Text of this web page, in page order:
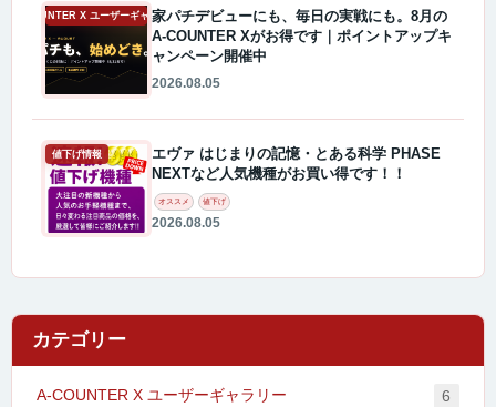
A-COUNTER X ユーザーギャラリー家パチデビューにも、毎日の実戦にも。8月の
A-COUNTER Xがお得です｜ポイントアップキ
ャンペーン開催中
2026.08.05
値下げ情報
エヴァ はじまりの記憶・とある科学 PHASE
NEXTなど人気機種がお買い得です！！
オススメ 値下げ
2026.08.05
カテゴリー
A-COUNTER X ユーザーギャラリー 6